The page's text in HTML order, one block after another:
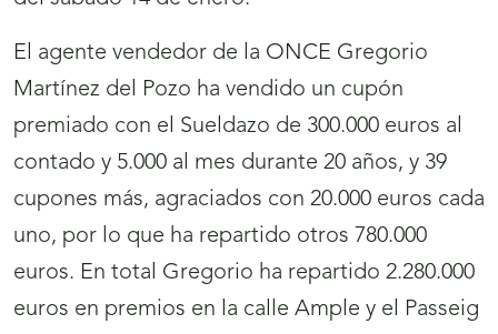
El agente vendedor de la ONCE Gregorio
Martínez del Pozo ha vendido un cupón
premiado con el Sueldazo de 300.000 euros al
contado y 5.000 al mes durante 20 años, y 39
cupones más, agraciados con 20.000 euros cada
uno, por lo que ha repartido otros 780.000
euros. En total Gregorio ha repartido 2.280.000
euros en premios en la calle Ample y el Passeig